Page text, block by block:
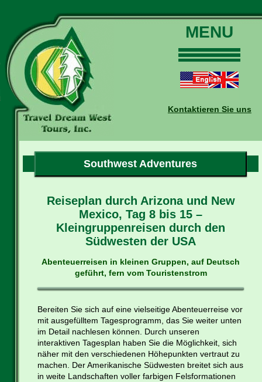
MENU
Touren
Daten und Preise
Buchungen
Kontakt
Kontaktieren Sie uns
Southwest Adventures
Reiseplan durch Arizona und New
Mexico, Tag 8 bis 15 –
Kleingruppenreisen durch den
Südwesten der USA
Abenteuerreisen in kleinen Gruppen, auf Deutsch
geführt, fern vom Touristenstrom
Bereiten Sie sich auf eine vielseitige Abenteuerreise vor
mit ausgefülltem Tagesprogramm, das Sie weiter unten
im Detail nachlesen können. Durch unseren
interaktiven Tagesplan haben Sie die Möglichkeit, sich
näher mit den verschiedenen Höhepunkten vertraut zu
machen. Der Amerikanische Südwesten breitet sich aus
in weite Landschaften voller farbigen Felsformationen